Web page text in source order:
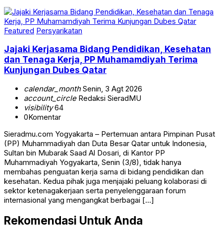
Featured Persyarikatan
Jajaki Kerjasama Bidang Pendidikan, Kesehatan
dan Tenaga Kerja, PP Muhamamdiyah Terima
Kunjungan Dubes Qatar
calendar_monthSenin, 3 Agt 2026
account_circleRedaksi SieradMU
visibility64
0Komentar
Sieradmu.com Yogyakarta – Pertemuan antara Pimpinan Pusat
(PP) Muhammadiyah dan Duta Besar Qatar untuk Indonesia,
Sultan bin Mubarak Saad Al Dosari, di Kantor PP
Muhammadiyah Yogyakarta, Senin (3/8), tidak hanya
membahas penguatan kerja sama di bidang pendidikan dan
kesehatan. Kedua pihak juga menjajaki peluang kolaborasi di
sektor ketenagakerjaan serta penyelenggaraan forum
internasional yang mengangkat berbagai […]
Rekomendasi Untuk Anda